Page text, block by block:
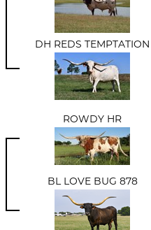
DH REDS TEMPTATION
ROWDY HR
BL LOVE BUG 878